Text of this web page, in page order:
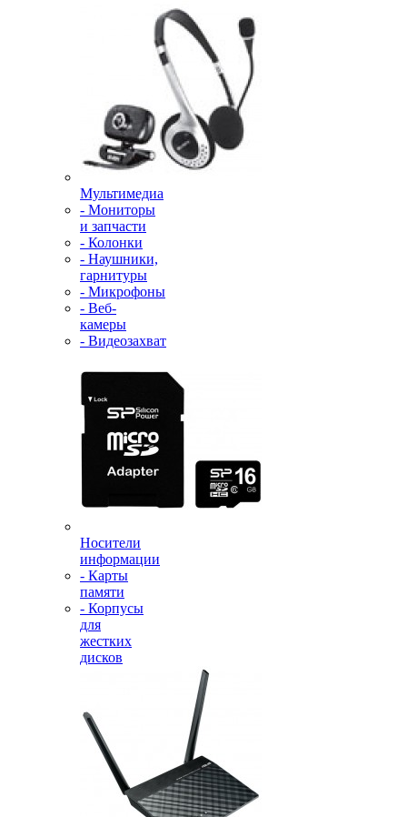
Мультимедиа
- Мониторы
и запчасти
- Колонки
- Наушники,
гарнитуры
- Микрофоны
- Веб-
камеры
- Видеозахват
Носители
информации
- Карты
памяти
- Корпусы
для
жестких
дисков